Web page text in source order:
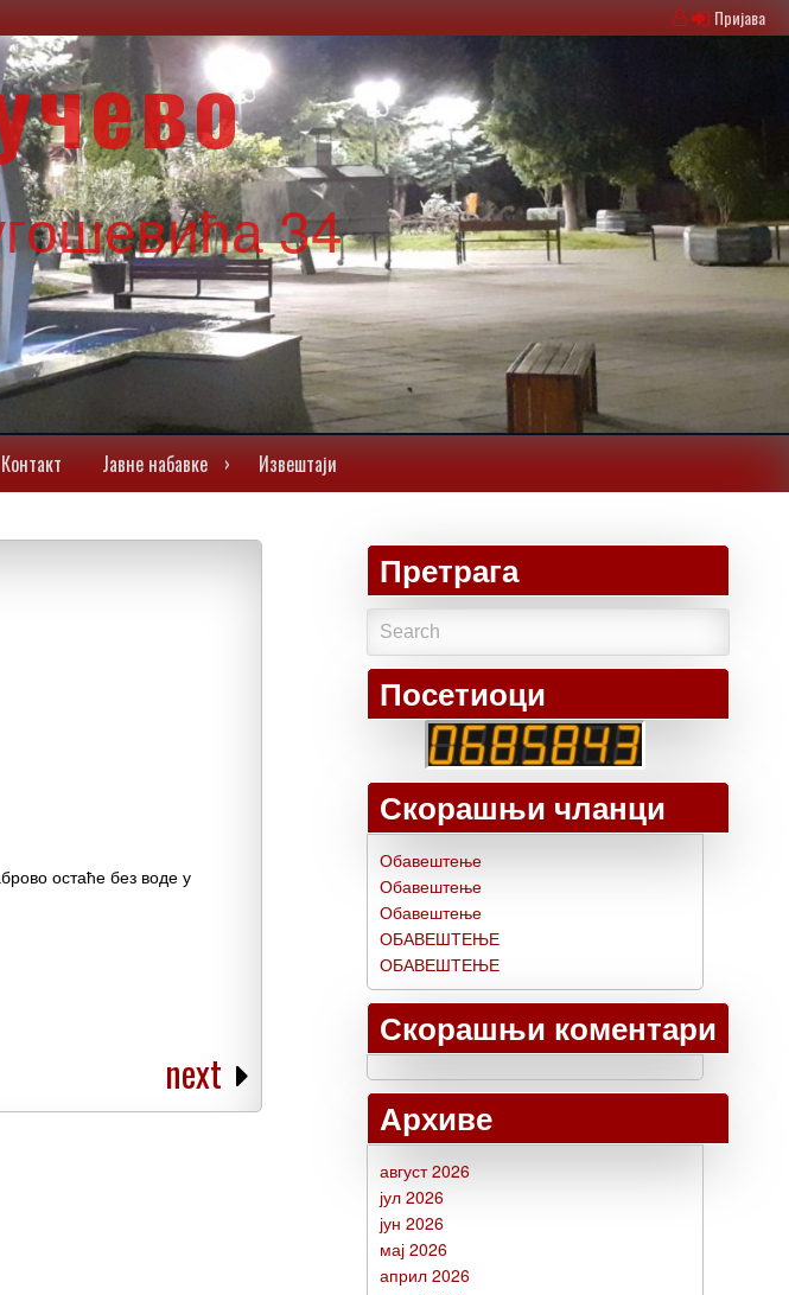
Пријава
34
Контакт Јавне набавке Извештаји
остаће без воде у
next
Претрага
Посетиоци
Скорашњи чланци
Обавештење
Обавештење
Обавештење
ОБАВЕШТЕЊЕ
ОБАВЕШТЕЊЕ
Скорашњи коментари
Архиве
август 2026
јул 2026
јун 2026
мај 2026
април 2026